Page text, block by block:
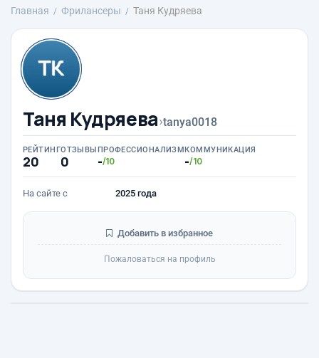
Главная Фрилансеры Таня Кудряева
Таня Кудряева›tanya0018
РЕЙТИНГ
20
ОТЗЫВЫ
0
ПРОФЕССИОНАЛИЗМ
-/10
КОММУНИКАЦИЯ
-/10
На сайте с 2025 года
Добавить в избранное
Пожаловаться на профиль